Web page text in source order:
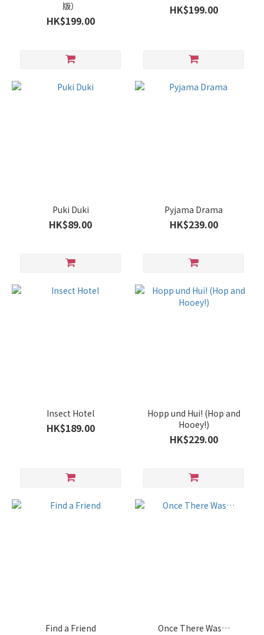
版）
HK$199.00
HK$199.00
Puki Duki
HK$89.00
Pyjama Drama
HK$239.00
Insect Hotel
HK$189.00
Hopp und Hui! (Hop and
Hooey!)
HK$229.00
Find a Friend Once There Was…